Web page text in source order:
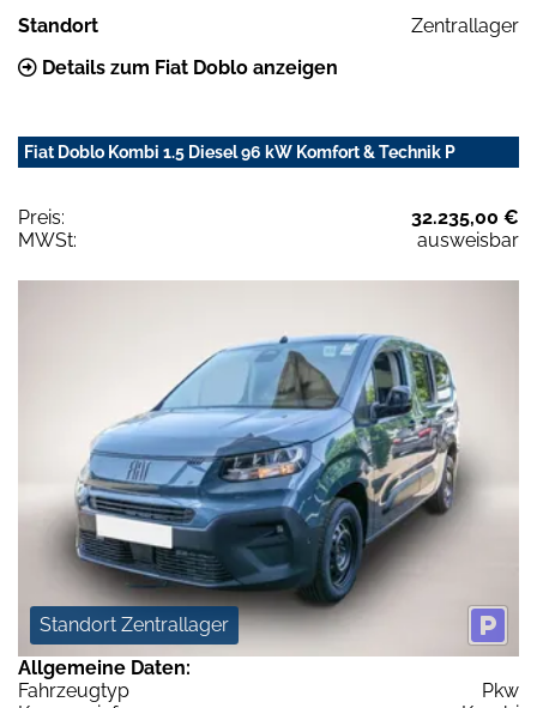
Standort
Zentrallager
Details zum Fiat Doblo anzeigen
Fiat Doblo Kombi 1.5 Diesel 96 kW Komfort & Technik P
Preis:
32.235,00 €
MWSt:
ausweisbar
Standort Zentrallager
Allgemeine Daten:
Fahrzeugtyp
Pkw